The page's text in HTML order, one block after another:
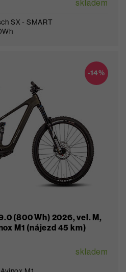
skladem
SX - SMART
-14%
(800 Wh) 2026, vel. M,
M1 (nájezd 45 km)
skladem